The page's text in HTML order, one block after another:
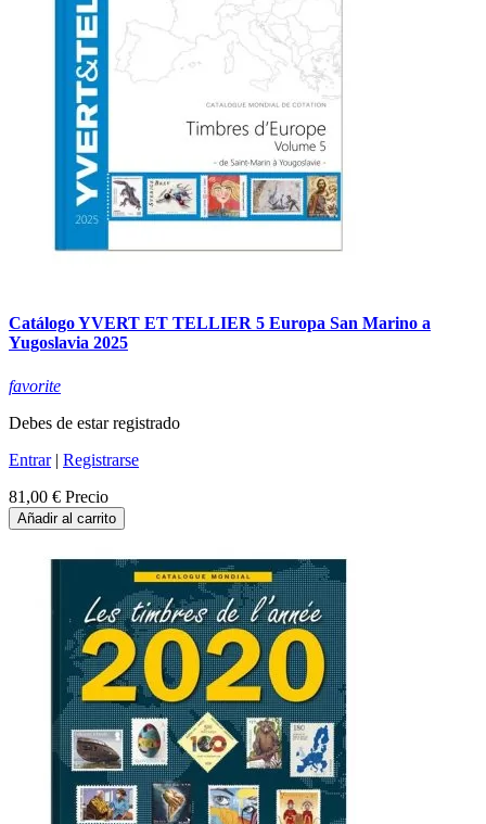
Catálogo YVERT ET TELLIER 5 Europa San Marino a
Yugoslavia 2025
favorite
Debes de estar registrado
Entrar| Registrarse
81,00 € Precio
Añadir al carrito